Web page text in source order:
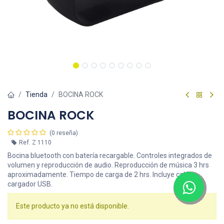
Tienda BOCINA ROCK
BOCINA ROCK
(0 reseña)
Ref. Z 1110
Bocina bluetooth con batería recargable. Controles integrados de
volumen y reproducción de audio. Reproducción de música 3 hrs
aproximadamente. Tiempo de carga de 2 hrs. Incluye cable
cargador USB.
Este producto ya no está disponible.